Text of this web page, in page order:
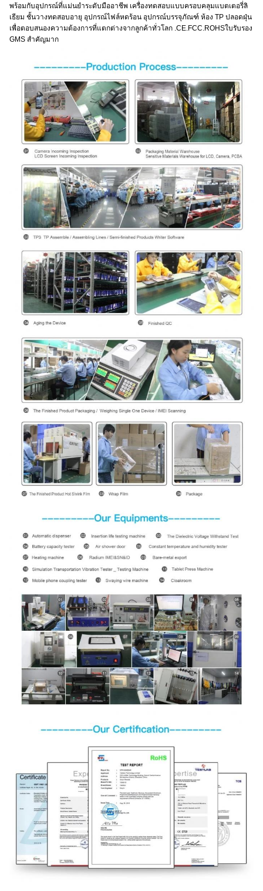
พร้อมกับอุปกรณ์ที่แม่นยำระดับมืออาชีพ เครื่องทดสอบแบบครอบคลุมแบตเตอรี่ลิ
เธียม ชั้นวางทดสอบอายุ อุปกรณ์ไฟล์หดร้อน อุปกรณ์บรรจุภัณฑ์ ห้อง TP ปลอดฝุ่น
เพื่อตอบสนองความต้องการที่แตกต่างจากลูกค้าทั่วโลก .CE.FCC.ROHSใบรับรอง
GMS สำคัญมาก